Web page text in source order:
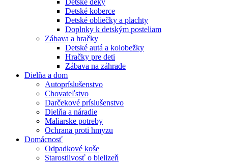
Detské koberce
Detské obliečky a plachty
Doplnky k detským posteliam
Zábava a hračky
Detské autá a kolobežky
Hračky pre deti
Zábava na záhrade
Dielňa a dom
Autopríslušenstvo
Chovateľstvo
Darčekové príslušenstvo
Dielňa a náradie
Maliarske potreby
Ochrana proti hmyzu
Domácnosť
Odpadkové koše
Starostlivosť o bielizeň